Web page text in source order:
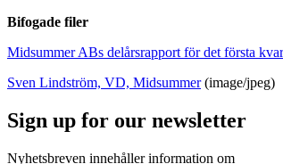
Bifogade filer
Midsummer ABs delårsrapport för det första
Sven Lindström, VD, Midsummer (image/jpeg)
Sign up for our newsletter
Nyhetsbreven innehåller information om